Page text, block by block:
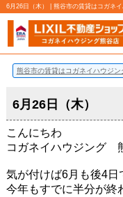
6月26日（木） | 熊谷市の賃貸はコガネ
熊谷市の賃貸はコガネイハウジン
6月26日（木）
こんにちわ
コガネイハウジング
気が付けば6月も後4日
今年もすでに半分が終